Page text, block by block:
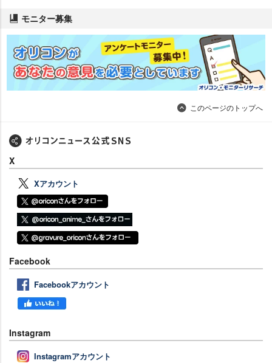
モニター募集
このページのトップへ
X
Xアカウント
Facebook
Facebookアカウント
Instagram
Instagramアカウント